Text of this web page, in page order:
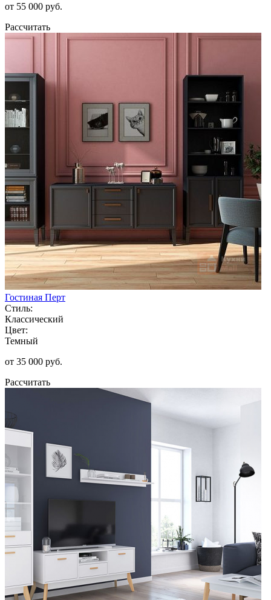
от 55 000 руб.
Рассчитать
Гостиная Перт
Стиль:
Классический
Цвет:
Темный
от 35 000 руб.
Рассчитать